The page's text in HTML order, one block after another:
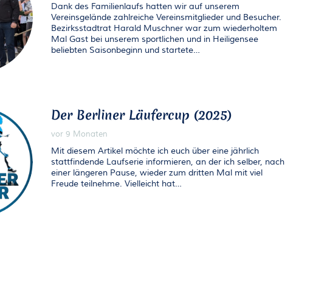
Dank des Familienlaufs hatten wir auf unserem
Vereinsgelände zahlreiche Vereinsmitglieder und Besucher.
Bezirksstadtrat Harald Muschner war zum wiederholtem
Mal Gast bei unserem sportlichen und in Heiligensee
beliebten Saisonbeginn und startete…
Der Berliner Läufercup (2025)
vor 9 Monaten
Mit diesem Artikel möchte ich euch über eine jährlich
stattfindende Laufserie informieren, an der ich selber, nach
einer längeren Pause, wieder zum dritten Mal mit viel
Freude teilnehme. Vielleicht hat…